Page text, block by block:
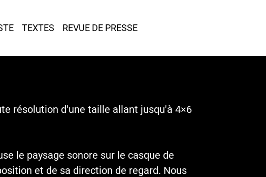
TEXTES
REVUE DE PRESSE
résolution d'une taille allant jusqu'à 4×6
le paysage sonore sur le casque de
et de sa direction de regard. Nous